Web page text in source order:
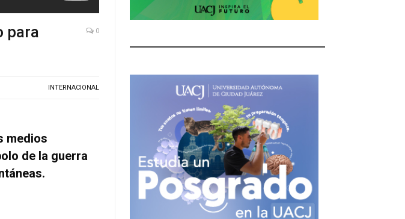
para
0
INTERNACIONAL
medios
de la guerra